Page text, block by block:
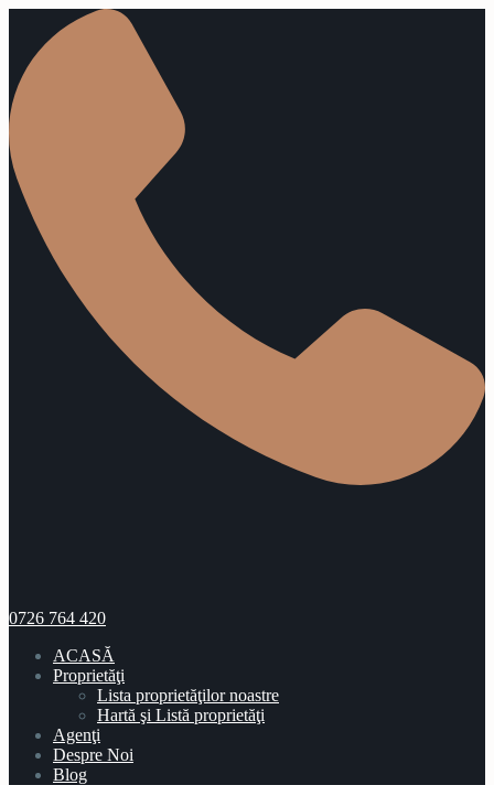
0726 764 420
ACASĂ
Proprietăţi
Lista proprietăţilor noastre
Hartă şi Listă proprietăţi
Agenţi
Despre Noi
Blog